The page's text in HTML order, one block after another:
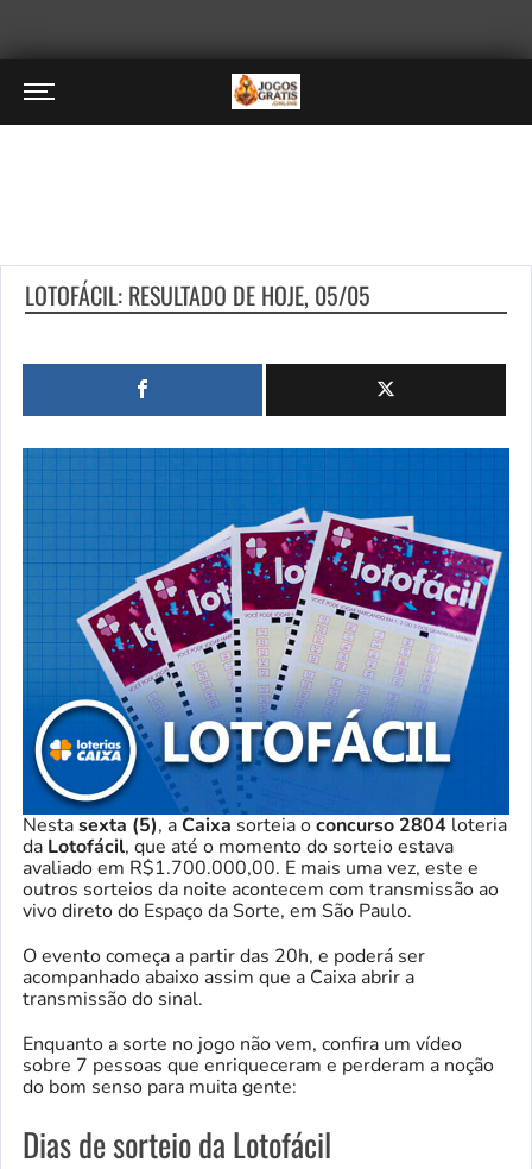
LOTOFÁCIL: RESULTADO DE HOJE, 05/05
Nestasexta (5), aCaixa sorteia oconcurso 2804 loteria
da Lotofácil, que até o momento do sorteio estava
avaliado em R$1.700.000,00. E mais uma vez, este e
outros sorteios da noite acontecem com transmissão ao
vivo direto do Espaço da Sorte, em São Paulo.
O evento começa a partir das 20h, e poderá ser
acompanhado abaixo assim que a Caixa abrir a
transmissão do sinal.
Enquanto a sorte no jogo não vem, confira um vídeo
sobre 7 pessoas que enriqueceram e perderam a noção
do bom senso para muita gente:
Dias de sorteio da Lotofácil